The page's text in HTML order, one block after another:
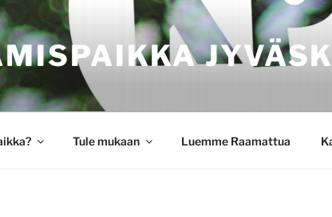
Tule mukaan Luemme Raamattua